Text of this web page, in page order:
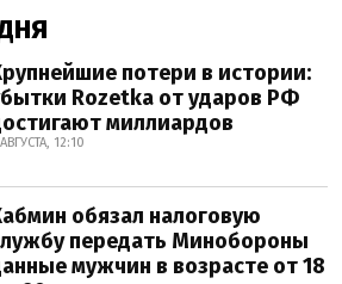
потери в истории:
Rozetka от ударов РФ
миллиардов
12:10
обязал налоговую
передать Минобороны
мужчин в возрасте от 18